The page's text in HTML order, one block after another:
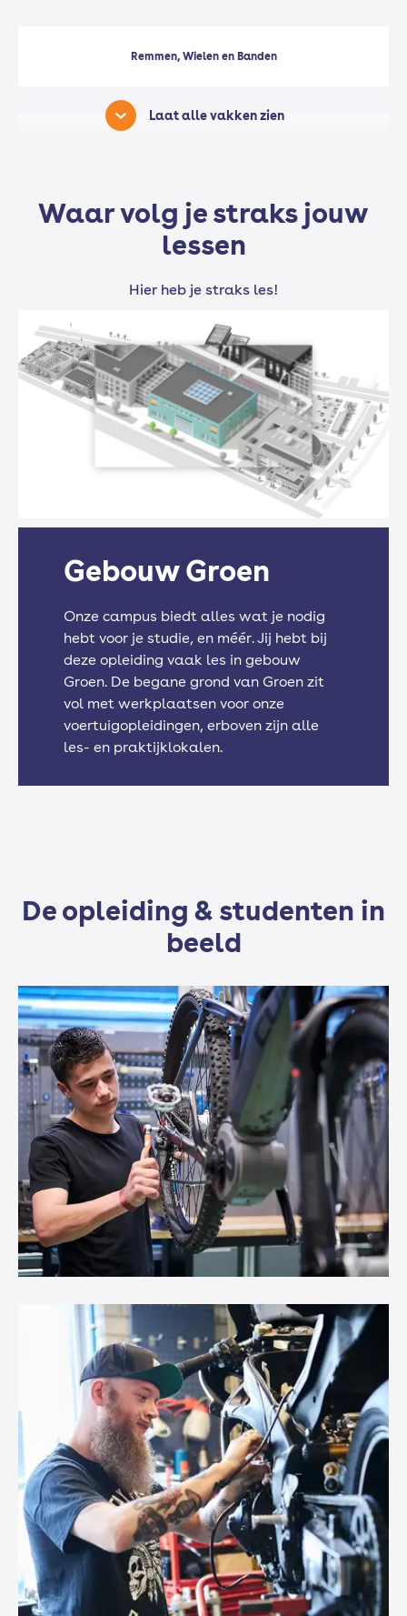
Remmen, Wielen en Banden
Afleveringsklaar maken
Derailleur en versnellingen
Frame, vering, lagers
Transmissie en koppeling
Signalering en verlichting
Start en ontstekingssystemen
Elektro practicum
Verkoop en communicatie
Praktijk in de werkplaats
Engels
Nederlands
Rekenen
Loopbaan / Burgerschap
Sport (keuzeprogramma)
Laat alle vakken zien
Waar volg je straks jouw
lessen
Hier heb je straks les!
Gebouw Groen
Onze campus biedt alles wat je nodig
hebt voor je studie, en méér. Jij hebt bij
deze opleiding vaak les in gebouw
Groen. De begane grond van Groen zit
vol met werkplaatsen voor onze
voertuigopleidingen, erboven zijn alle
les- en praktijklokalen.
De opleiding & studenten in
beeld